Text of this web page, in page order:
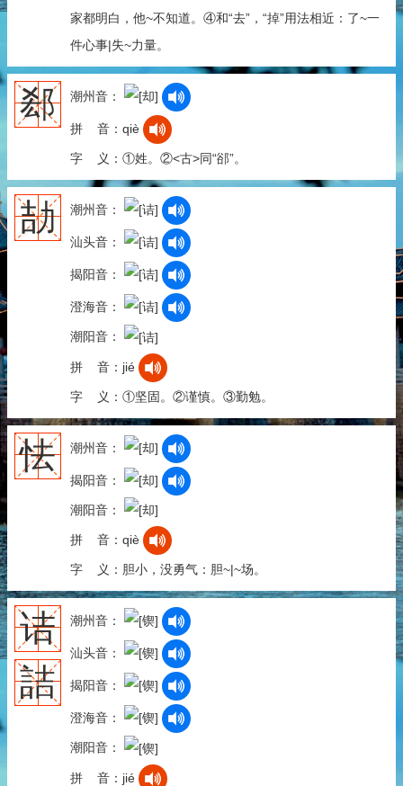
家都明白，他~不知道。④和“去”，“掉”用法相近：了~一
件心事|失~力量。
郄 潮州音：
拼 音：qiè
字 义：①姓。②<古>同“郤”。
劼 潮州音：
汕头音：
揭阳音：
澄海音：
潮阳音：
拼 音：jié
字 义：①坚固。②谨慎。③勤勉。
怯 潮州音：
揭阳音：
潮阳音：
拼 音：qiè
字 义：胆小，没勇气：胆~|~场。
诘
詰
潮州音：
汕头音：
揭阳音：
澄海音：
潮阳音：
拼 音：jié